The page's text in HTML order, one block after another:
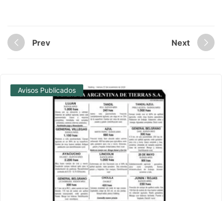
Prev Next
Avisos Publicados